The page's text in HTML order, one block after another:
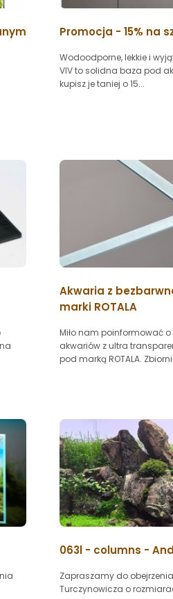
Promocja - 15% na
Wodoodporne, lekkie i
VIV to solidna baza pod
kupisz je taniej o 15...
Akwaria z
marki ROTALA
Miło nam poinformować
akwariów z ultra
pod marką ROTALA.
063l - columns -
Zapraszamy do
Turczynowicza o